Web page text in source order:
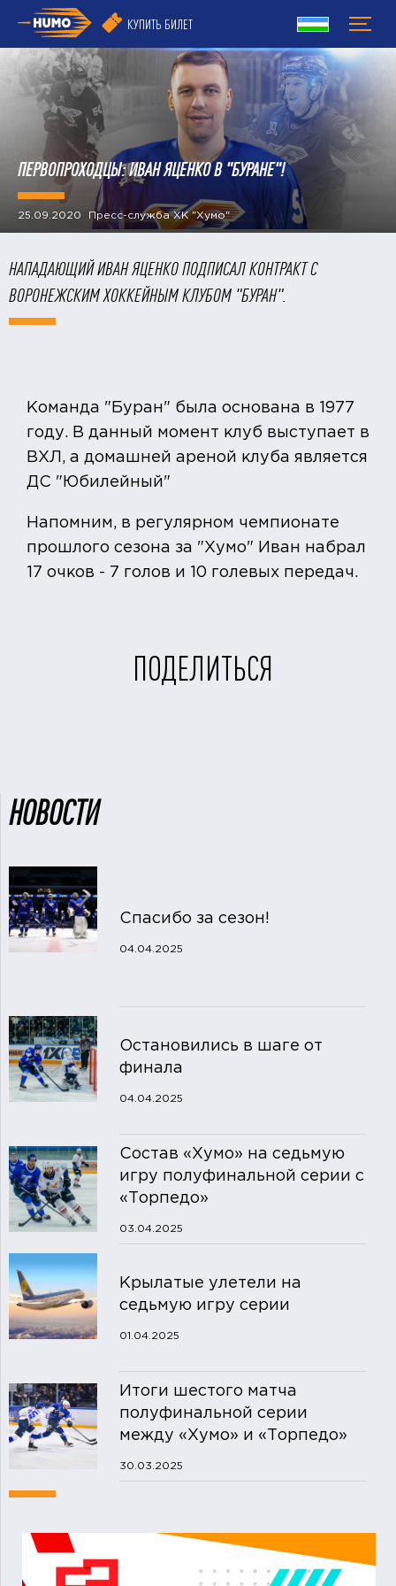
КУПИТЬ БИЛЕТ
ПЕРВОПРОХОДЦЫ: ИВАН ЯЦЕНКО В "БУРАНЕ"!
25.09.2020 Пресс-служба ХК "Хумо"
​НАПАДАЮЩИЙ ИВАН ЯЦЕНКО ПОДПИСАЛ КОНТРАКТ С
ВОРОНЕЖСКИМ ХОККЕЙНЫМ КЛУБОМ "БУРАН".
Команда "Буран" была основана в 1977
году. В данный момент клуб выступает в
ВХЛ, а домашней ареной клуба является
ДС "Юбилейный"
Напомним, в регулярном чемпионате
прошлого сезона за "Хумо" Иван набрал
17 очков - 7 голов и 10 голевых передач.
ПОДЕЛИТЬСЯ
НОВОСТИ
Спасибо за сезон!
04.04.2025
Остановились в шаге от
финала
04.04.2025
Состав «Хумо» на седьмую
игру полуфинальной серии с
«Торпедо»
03.04.2025
Крылатые улетели на
седьмую игру серии
01.04.2025
Итоги шестого матча
полуфинальной серии
между «Хумо» и «Торпедо»
30.03.2025